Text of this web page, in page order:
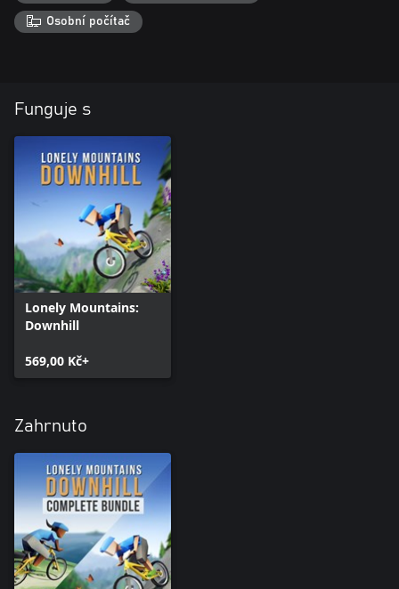
Osobní počítač
Funguje s
Lonely Mountains:
Downhill
569,00 Kč+
Zahrnuto